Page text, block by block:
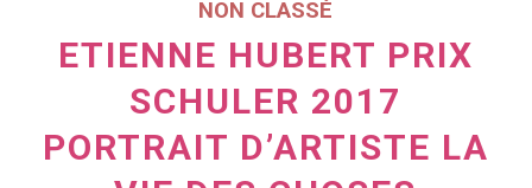
NON CLASSÉ
ETIENNE HUBERT PRIX
SCHULER 2017
PORTRAIT D’ARTISTE LA